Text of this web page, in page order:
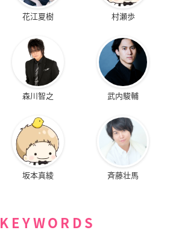
花江夏樹 村瀬歩
森川智之 武内駿輔
坂本真綾 斉藤壮馬
KEYWORDS